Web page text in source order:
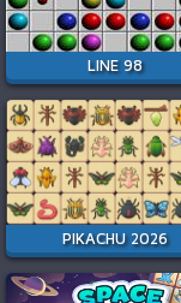
LINE 98
PIKACHU 2026